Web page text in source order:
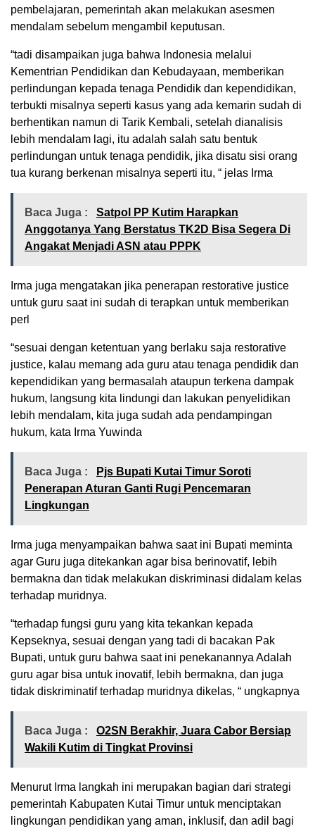
pembelajaran, pemerintah akan melakukan asesmen
mendalam sebelum mengambil keputusan.
“tadi disampaikan juga bahwa Indonesia melalui
Kementrian Pendidikan dan Kebudayaan, memberikan
perlindungan kepada tenaga Pendidik dan kependidikan,
terbukti misalnya seperti kasus yang ada kemarin sudah di
berhentikan namun di Tarik Kembali, setelah dianalisis
lebih mendalam lagi, itu adalah salah satu bentuk
perlindungan untuk tenaga pendidik, jika disatu sisi orang
tua kurang berkenan misalnya seperti itu, “ jelas Irma
Baca Juga :
Satpol PP Kutim Harapkan
Anggotanya Yang Berstatus TK2D Bisa Segera Di
Angakat Menjadi ASN atau PPPK
Irma juga mengatakan jika penerapan restorative justice
untuk guru saat ini sudah di terapkan untuk memberikan
perl
“sesuai dengan ketentuan yang berlaku saja restorative
justice, kalau memang ada guru atau tenaga pendidik dan
kependidikan yang bermasalah ataupun terkena dampak
hukum, langsung kita lindungi dan lakukan penyelidikan
lebih mendalam, kita juga sudah ada pendampingan
hukum, kata Irma Yuwinda
Baca Juga :
Pjs Bupati Kutai Timur Soroti
Penerapan Aturan Ganti Rugi Pencemaran
Lingkungan
Irma juga menyampaikan bahwa saat ini Bupati meminta
agar Guru juga ditekankan agar bisa berinovatif, lebih
bermakna dan tidak melakukan diskriminasi didalam kelas
terhadap muridnya.
“terhadap fungsi guru yang kita tekankan kepada
Kepseknya, sesuai dengan yang tadi di bacakan Pak
Bupati, untuk guru bahwa saat ini penekanannya Adalah
guru agar bisa untuk inovatif, lebih bermakna, dan juga
tidak diskriminatif terhadap muridnya dikelas, “ ungkapnya
Baca Juga :
O2SN Berakhir, Juara Cabor Bersiap
Wakili Kutim di Tingkat Provinsi
Menurut Irma langkah ini merupakan bagian dari strategi
pemerintah Kabupaten Kutai Timur untuk menciptakan
lingkungan pendidikan yang aman, inklusif, dan adil bagi